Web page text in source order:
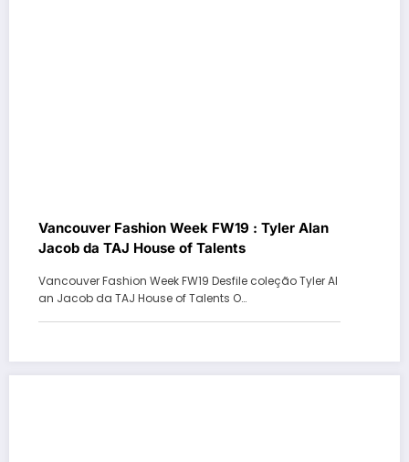
Vancouver Fashion Week FW19 : Tyler Alan
Jacob da TAJ House of Talents
Vancouver Fashion Week FW19 Desfile coleção Tyler Al
an Jacob da TAJ House of Talents O…